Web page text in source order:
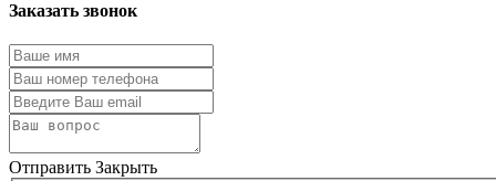
Заказать звонок
Отправить Закрыть